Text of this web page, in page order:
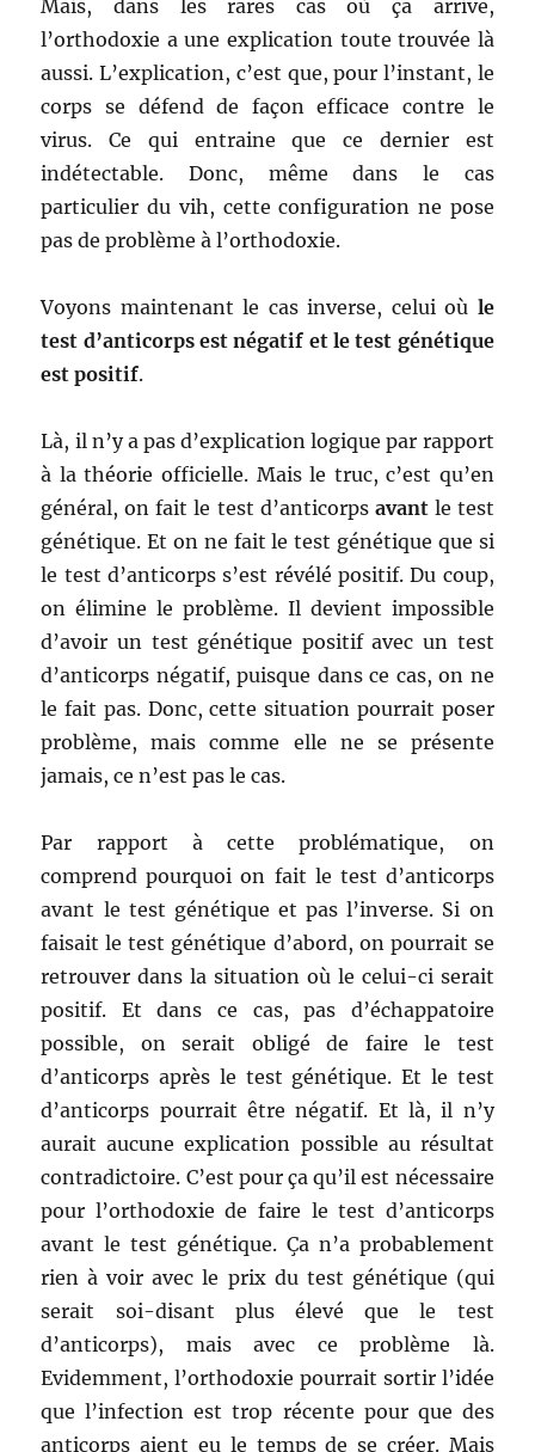
Mais, dans les rares cas où ça arrive,
l’orthodoxie a une explication toute trouvée là
aussi. L’explication, c’est que, pour l’instant, le
corps se défend de façon efficace contre le
virus. Ce qui entraine que ce dernier est
indétectable. Donc, même dans le cas
particulier du vih, cette configuration ne pose
pas de problème à l’orthodoxie.
Voyons maintenant le cas inverse, celui où le
test d’anticorps est négatif et le test génétique
est positif.
Là, il n’y a pas d’explication logique par rapport
à la théorie officielle. Mais le truc, c’est qu’en
général, on fait le test d’anticorps avantle test
génétique. Et on ne fait le test génétique que si
le test d’anticorps s’est révélé positif. Du coup,
on élimine le problème. Il devient impossible
d’avoir un test génétique positif avec un test
d’anticorps négatif, puisque dans ce cas, on ne
le fait pas. Donc, cette situation pourrait poser
problème, mais comme elle ne se présente
jamais, ce n’est pas le cas.
Par rapport à cette problématique, on
comprend pourquoi on fait le test d’anticorps
avant le test génétique et pas l’inverse. Si on
faisait le test génétique d’abord, on pourrait se
retrouver dans la situation où le celui-ci serait
positif. Et dans ce cas, pas d’échappatoire
possible, on serait obligé de faire le test
d’anticorps après le test génétique. Et le test
d’anticorps pourrait être négatif. Et là, il n’y
aurait aucune explication possible au résultat
contradictoire. C’est pour ça qu’il est nécessaire
pour l’orthodoxie de faire le test d’anticorps
avant le test génétique. Ça n’a probablement
rien à voir avec le prix du test génétique (qui
serait soi-disant plus élevé que le test
d’anticorps), mais avec ce problème là.
Evidemment, l’orthodoxie pourrait sortir l’idée
que l’infection est trop récente pour que des
anticorps aient eu le temps de se créer. Mais